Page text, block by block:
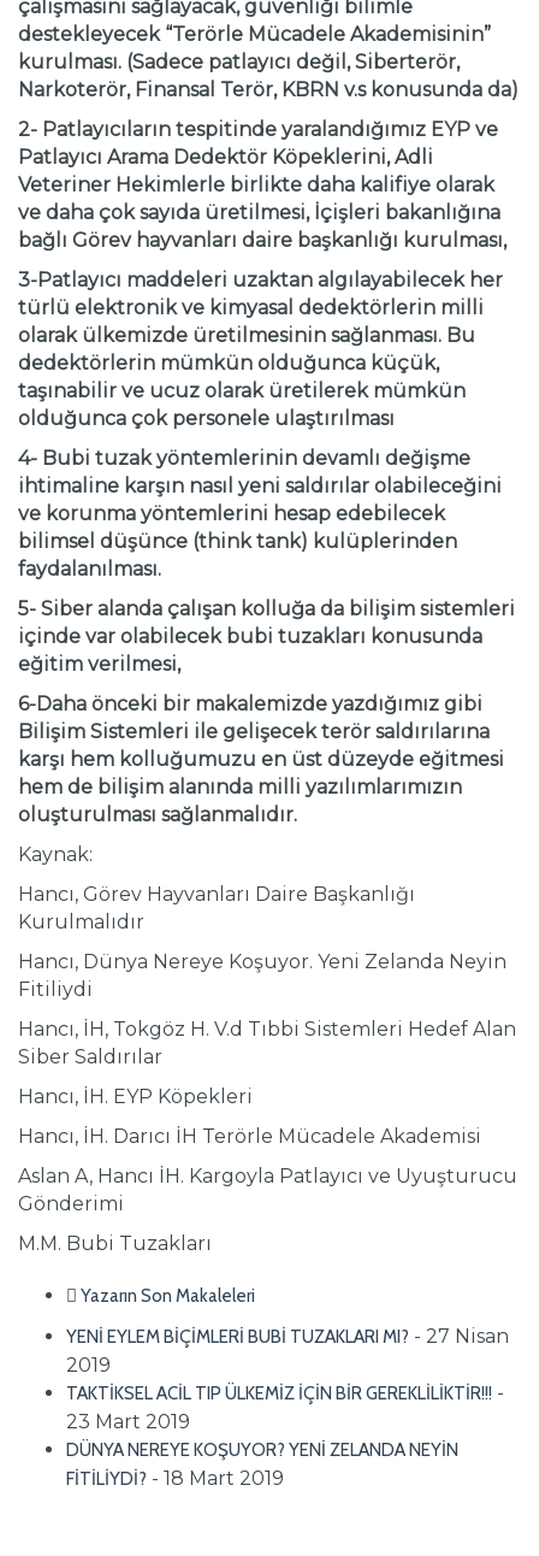
çalışmasını sağlayacak, güvenliği bilimle
destekleyecek “Terörle Mücadele Akademisinin”
kurulması. (Sadece patlayıcı değil, Siberterör,
Narkoterör, Finansal Terör, KBRN v.s konusunda da)
2- Patlayıcıların tespitinde yaralandığımız EYP ve
Patlayıcı Arama Dedektör Köpeklerini, Adli
Veteriner Hekimlerle birlikte daha kalifiye olarak
ve daha çok sayıda üretilmesi, İçişleri bakanlığına
bağlı Görev hayvanları daire başkanlığı kurulması,
3-Patlayıcı maddeleri uzaktan algılayabilecek her
türlü elektronik ve kimyasal dedektörlerin milli
olarak ülkemizde üretilmesinin sağlanması. Bu
dedektörlerin mümkün olduğunca küçük,
taşınabilir ve ucuz olarak üretilerek mümkün
olduğunca çok personele ulaştırılması
4- Bubi tuzak yöntemlerinin devamlı değişme
ihtimaline karşın nasıl yeni saldırılar olabileceğini
ve korunma yöntemlerini hesap edebilecek
bilimsel düşünce (think tank) kulüplerinden
faydalanılması.
5- Siber alanda çalışan kolluğa da bilişim sistemleri
içinde var olabilecek bubi tuzakları konusunda
eğitim verilmesi,
6-Daha önceki bir makalemizde yazdığımız gibi
Bilişim Sistemleri ile gelişecek terör saldırılarına
karşı hem kolluğumuzu en üst düzeyde eğitmesi
hem de bilişim alanında milli yazılımlarımızın
oluşturulması sağlanmalıdır.
Kaynak:
Hancı, Görev Hayvanları Daire Başkanlığı
Kurulmalıdır
Hancı, Dünya Nereye Koşuyor. Yeni Zelanda Neyin
Fitiliydi
Hancı, İH, Tokgöz H. V.d Tıbbi Sistemleri Hedef Alan
Siber Saldırılar
Hancı, İH. EYP Köpekleri
Hancı, İH. Darıcı İH Terörle Mücadele Akademisi
Aslan A, Hancı İH. Kargoyla Patlayıcı ve Uyuşturucu
Gönderimi
M.M. Bubi Tuzakları
Yazarın Son Makaleleri
YENİ EYLEM BİÇİMLERİ BUBİ TUZAKLARI MI? - 27 Nisan
2019
TAKTİKSEL ACİL TIP ÜLKEMİZ İÇİN BİR GEREKLİLİKTİR!!! -
23 Mart 2019
DÜNYA NEREYE KOŞUYOR? YENİ ZELANDA NEYİN
FİTİLİYDİ? - 18 Mart 2019